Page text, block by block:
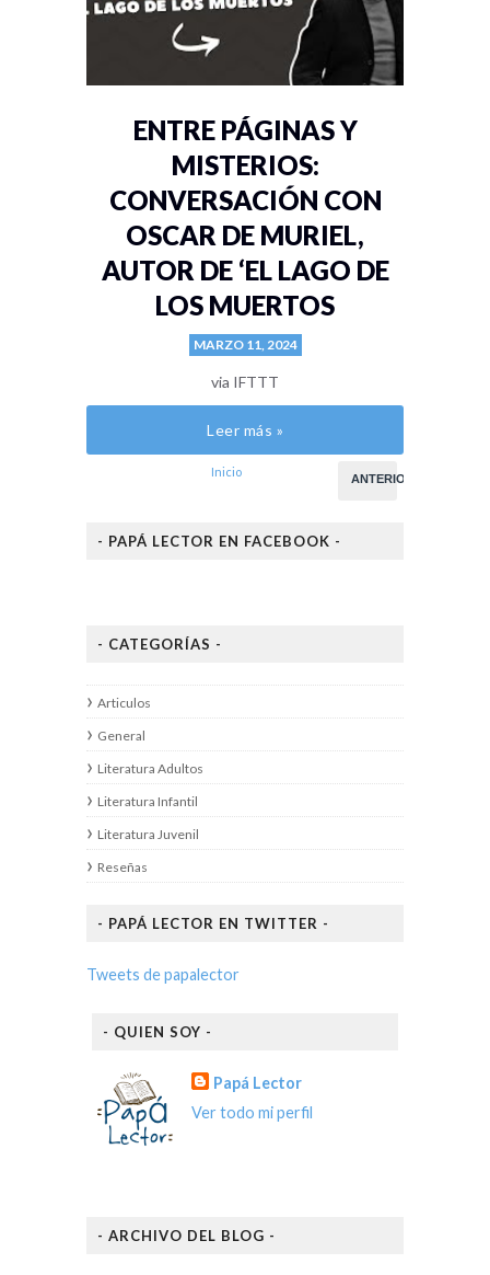
ENTRE PÁGINAS Y
MISTERIOS:
CONVERSACIÓN CON
OSCAR DE MURIEL,
AUTOR DE ‘EL LAGO DE
LOS MUERTOS
MARZO 11, 2024
via IFTTT
Leer más »
ANTERIOR
Inicio
- PAPÁ LECTOR EN FACEBOOK -
- CATEGORÍAS -
Articulos
General
Literatura Adultos
Literatura Infantil
Literatura Juvenil
Reseñas
- PAPÁ LECTOR EN TWITTER -
Tweets de papalector
- QUIEN SOY -
Papá Lector
Ver todo mi perfil
- ARCHIVO DEL BLOG -